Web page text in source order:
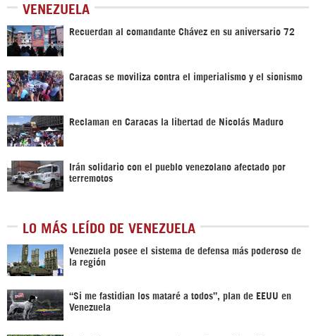
VENEZUELA
Recuerdan al comandante Chávez en su aniversario 72
Caracas se moviliza contra el imperialismo y el sionismo
Reclaman en Caracas la libertad de Nicolás Maduro
Irán solidario con el pueblo venezolano afectado por
terremotos
LO MÁS LEÍDO DE VENEZUELA
Venezuela posee el sistema de defensa más poderoso de
la región
“Si me fastidian los mataré a todos”, plan de EEUU en
Venezuela